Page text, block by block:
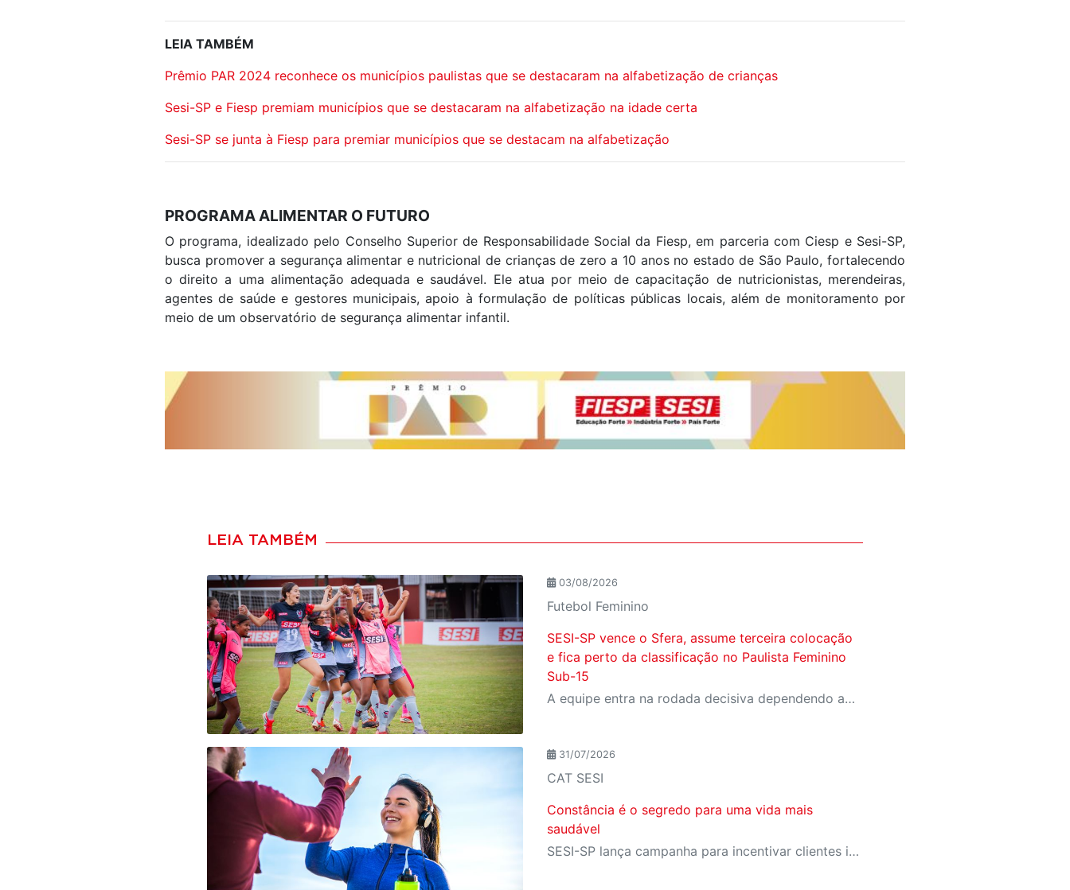
LEIA TAMBÉM
Prêmio PAR 2024 reconhece os municípios paulistas que se destacaram na alfabetização de crianças
Sesi-SP e Fiesp premiam municípios que se destacaram na alfabetização na idade certa
Sesi-SP se junta à Fiesp para premiar municípios que se destacam na alfabetização
PROGRAMA ALIMENTAR O FUTURO
O programa, idealizado pelo Conselho Superior de Responsabilidade Social da Fiesp, em parceria com Ciesp e Sesi-SP,
busca promover a segurança alimentar e nutricional de crianças de zero a 10 anos no estado de São Paulo, fortalecendo
o direito a uma alimentação adequada e saudável. Ele atua por meio de capacitação de nutricionistas, merendeiras,
agentes de saúde e gestores municipais, apoio à formulação de políticas públicas locais, além de monitoramento por
meio de um observatório de segurança alimentar infantil.
LEIA TAMBÉM
03/08/2026
Futebol Feminino
SESI-SP vence o Sfera, assume terceira colocação
e fica perto da classificação no Paulista Feminino
Sub-15
A equipe entra na rodada decisiva dependendo apenas de seus próprios resultados para avançar ao mata-mata
31/07/2026
CAT SESI
Constância é o segredo para uma vida mais
saudável
SESI-SP lança campanha para incentivar clientes inativos a retomarem a prática de atividades físicas, esporte e lazer com benefícios exclusivos